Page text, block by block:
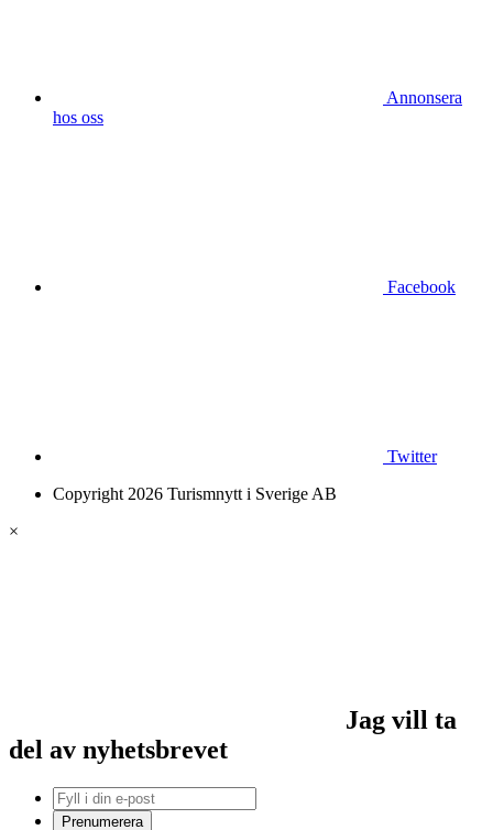
Annonsera
hos oss
Facebook
Twitter
Copyright 2026 Turismnytt i Sverige AB
×
Jag vill ta
del av nyhetsbrevet
Prenumerera